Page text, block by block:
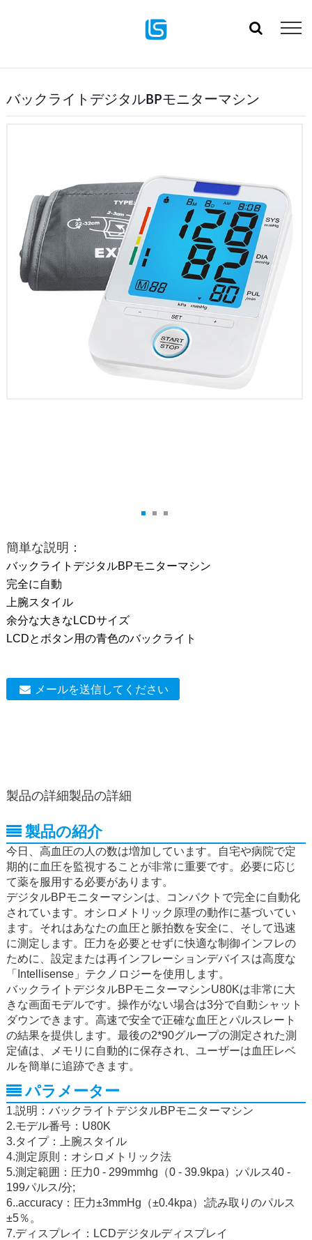
バックライトデジタルBPモニターマシン
簡単な説明：
バックライトデジタルBPモニターマシン
完全に自動
上腕スタイル
余分な大きなLCDサイズ
LCDとボタン用の青色のバックライト
メールを送信してください
製品の詳細製品の詳細
製品の紹介
今日、高血圧の人の数は増加しています。自宅や病院で定
期的に血圧を監視することが非常に重要です。必要に応じ
て薬を服用する必要があります。
デジタルBPモニターマシンは、コンパクトで完全に自動化
されています。オシロメトリック原理の動作に基づいてい
ます。それはあなたの血圧と脈拍数を安全に、そして迅速
に測定します。圧力を必要とせずに快適な制御インフレの
ために、設定または再インフレーションデバイスは高度な
「Intellisense」テクノロジーを使用します。
バックライトデジタルBPモニターマシンU80Kは非常に大
きな画面モデルです。操作がない場合は3分で自動シャット
ダウンできます。高速で安全で正確な血圧とパルスレート
の結果を提供します。最後の2*90グループの測定された測
定値は、メモリに自動的に保存され、ユーザーは血圧レベ
ルを簡単に追跡できます。
パラメーター
1.説明：バックライトデジタルBPモニターマシン
2.モデル番号：U80K
3.タイプ：上腕スタイル
4.測定原則：オシロメトリック法
5.測定範囲：圧力0 - 299mmhg（0 - 39.9kpa）;パルス40 -
199パルス/分;
6..accuracy：圧力±3mmHg（±0.4kpa）;読み取りのパルス
±5％。
7.ディスプレイ：LCDデジタルディスプレイ